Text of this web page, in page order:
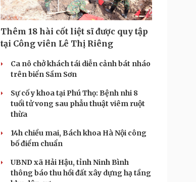
Thêm 18 hài cốt liệt sĩ được quy tập
tại Công viên Lê Thị Riêng
Ca nô chở khách tái diễn cảnh bát nháo
trên biển Sầm Sơn
Sự cố y khoa tại Phú Thọ: Bệnh nhi 8
tuổi tử vong sau phẫu thuật viêm ruột
thừa
14h chiều mai, Bách khoa Hà Nội công
bố điểm chuẩn
UBND xã Hải Hậu, tỉnh Ninh Bình
thông báo thu hồi đất xây dựng hạ tầng